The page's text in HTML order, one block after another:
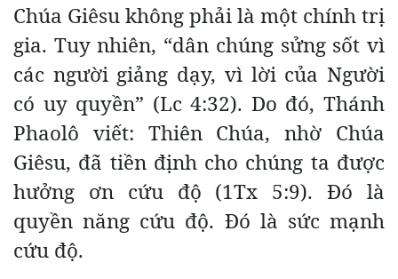
Chúa Giêsu không phải là một chính trị
gia. Tuy nhiên, “dân chúng sửng sốt vì
các người giảng dạy, vì lời của Người
có uy quyền” (Lc 4:32). Do đó, Thánh
Phaolô viết: Thiên Chúa, nhờ Chúa
Giêsu, đã tiền định cho chúng ta được
hưởng ơn cứu độ (1Tx 5:9). Đó là
quyền năng cứu độ. Đó là sức mạnh
cứu độ.